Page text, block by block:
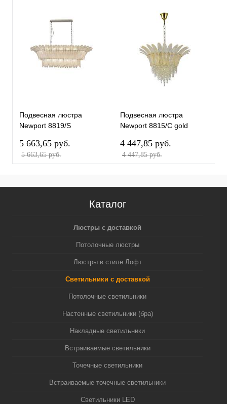
Подвесная люстра
Newport 8819/S
5 663,65 pуб.
5 663,65 pуб.
Подвесная люстра
Newport 8815/C gold
4 447,85 pуб.
4 447,85 pуб.
Каталог
Люстры с доставкой
Потолочные люстры
Люстры в стиле Лофт
Светильники с доставкой
Потолочные светильники
Настенные светильники (бра)
Накладные светильники
Встраиваемые светильники
Точечные светильники
Встраиваемые точечные светильники
Светильники LED